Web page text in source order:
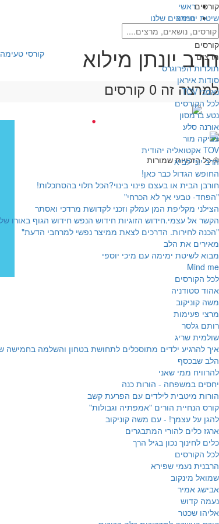
קורסים
שיטת ימימה
קורסי טעימה
קורסים
מרצים
תולדות הפרוגרס
סודות איראן
נאמני TOV
לכל הקורסים
נטע ברמסון
אורנה סלע
צביקה מור
TOV אקטואליה יהודית
הרב יוני לביא
החופש הגדול כבר כאן!
חורבן הבית או בעצם פינוי בינוי?הכל תלוי בהסתכלות!
"הפחד- טבעי אך לא הכרחי"
הצילני מקליפת המן עמלק וזכני לקדושת מרדכי ואסתר
הקשר אל עצמי.חידוש הזוגיות חידוש הנפש חידוש הגוף באורו
"הכנה לחירות. הדרכים לצאת ממיצר נפשי למרחבי הדעת"
מאירים את הלב
מבוא לשיטת ימימה עם מיכי יוספי
Mind me
לכל הקורסים
אהוד סטודניה
משה קוניקוב
מרצי פעימות
רותם גלסר
שולמית שריג
איך להרגיע ילדים מתוסכלים לתחושת בטחון והשלמה בחמישה
הלב שבכסף
להרוויח ממי שאני
יחסים במשפחה - הורות כנה
הורות מיטבית לילדים עם הפרעת קשב
קורס הנחיית הורים "אמפתיה וגבולות"
להגן על עצמך! - עם משה קוניקוב
ארגז כלים להורי המתבגרים
כלים לחינוך נכון בגיל הרך
לכל הקורסים
הרבנית נעמי שפירא
שמואל מינקוב
אבישג אמיר
נעמה קדוש
אליהו שכטר
ראשי
המרצים שלנו
הרב יונתן מילוא
הרב יונתן מילוא
למרצה זה 0 קורסים
עיצוב:
עיצוב: בייגל סטודיו
© כל הזכויות שמורות